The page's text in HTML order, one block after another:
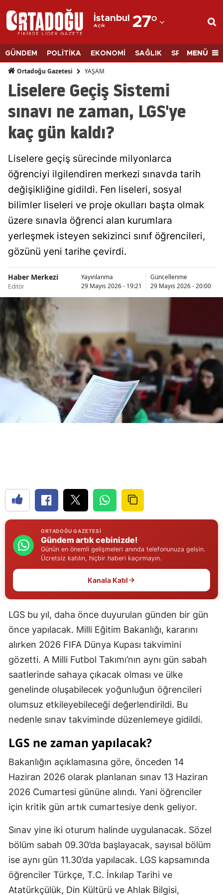
İstanbul
Açık 27°
Adana
Adıyaman
Afyonkarahisar
Ağrı
Amasya
Ankara
Antalya
Artvin
Aydın
Bilecik
Bingöl
Bitlis
Bolu
Bursa
Çanakkale
Çankırı
Çorum
Denizli
Erzincan
Erzurum
Eskişehir
Gaziantep
Giresun
Hakkari
Hatay
Isparta
Mersin
İstanbul
İzmir
Kars
Kastamonu
Kayseri
Kırklareli
Kırşehir
Kocaeli
Konya
Kütahya
GÜNDEM POLİTİKA EKONOMİ SAĞLIK SPORMENÜ
Ortadoğu Gazetesi YAŞAM
Liselere Geçiş Sistemi
sınavı ne zaman, LGS'ye
kaç gün kaldı?
Liselere geçiş sürecinde milyonlarca
öğrenciyi ilgilendiren merkezi sınavda tarih
değişikliğine gidildi. Fen liseleri, sosyal
bilimler liseleri ve proje okulları başta olmak
üzere sınavla öğrenci alan kurumlara
yerleşmek isteyen sekizinci sınıf öğrencileri,
gözünü yeni tarihe çevirdi.
Haber Merkezi
Editör
Yayınlanma
29 Mayıs 2026 - 19:21
Güncellenme
29 Mayıs 2026 - 20:00
ORTADOĞU GAZETESI
Gündem artık cebinizde!
Günün en önemli gelişmeleri anında telefonunuza gelsin.
Ücretsiz katılın, hiçbir haberi kaçırmayın.
Kanala Katıl
LGS bu yıl, daha önce duyurulan günden bir gün
önce yapılacak. Milli Eğitim Bakanlığı, kararını
alırken 2026 FIFA Dünya Kupası takvimini
gözetti. A Milli Futbol Takımı’nın aynı gün sabah
saatlerinde sahaya çıkacak olması ve ülke
genelinde oluşabilecek yoğunluğun öğrencileri
olumsuz etkileyebileceği değerlendirildi. Bu
nedenle sınav takviminde düzenlemeye gidildi.
LGS ne zaman yapılacak?
Bakanlığın açıklamasına göre, önceden 14
Haziran 2026 olarak planlanan sınav 13 Haziran
2026 Cumartesi gününe alındı. Yani öğrenciler
için kritik gün artık cumartesiye denk geliyor.
Sınav yine iki oturum halinde uygulanacak. Sözel
bölüm sabah 09.30’da başlayacak, sayısal bölüm
ise aynı gün 11.30’da yapılacak. LGS kapsamında
öğrenciler Türkçe, T.C. İnkılap Tarihi ve
Atatürkçülük, Din Kültürü ve Ahlak Bilgisi,